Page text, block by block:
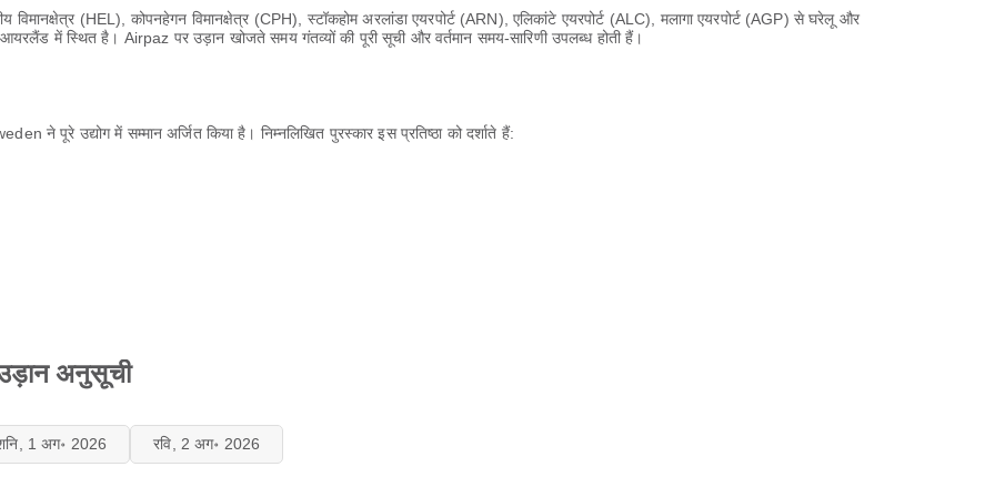
(HEL), कोपनहेगन विमानक्षेत्र (CPH), स्टॉकहोम अरलांडा एयरपोर्ट (ARN), एलिकांटे एयरपोर्ट (ALC), मलागा एयरपोर्ट (AGP) से घरेलू और
में स्थित है। Airpaz पर उड़ान खोजते समय गंतव्यों की पूरी सूची और वर्तमान समय-सारिणी उपलब्ध होती हैं।
ने पूरे उद्योग में सम्मान अर्जित किया है। निम्नलिखित पुरस्कार इस प्रतिष्ठा को दर्शाते हैं:
अनुसूची
1 अग॰ 2026 रवि, 2 अग॰ 2026